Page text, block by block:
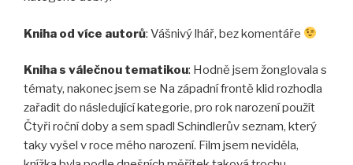
Kniha od více autorů: Vášnivý lhář, bez komentáře
Kniha s válečnou tematikou: Hodně jsem žonglovala s
tématy, nakonec jsem se Na západní frontě klid rozhodla
zařadit do následující kategorie, pro rok narození použít
Čtyři roční doby a sem spadl Schindlerův seznam, který
taky vyšel v roce mého narození. Film jsem neviděla,